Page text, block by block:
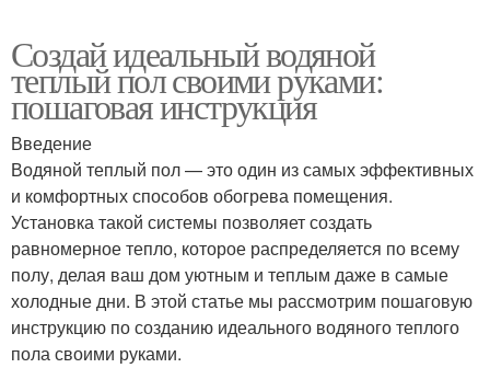
Создай идеальный водяной
теплый пол своими руками:
пошаговая инструкция
Введение
Водяной теплый пол — это один из самых эффективных
и комфортных способов обогрева помещения.
Установка такой системы позволяет создать
равномерное тепло, которое распределяется по всему
полу, делая ваш дом уютным и теплым даже в самые
холодные дни. В этой статье мы рассмотрим пошаговую
инструкцию по созданию идеального водяного теплого
пола своими руками.